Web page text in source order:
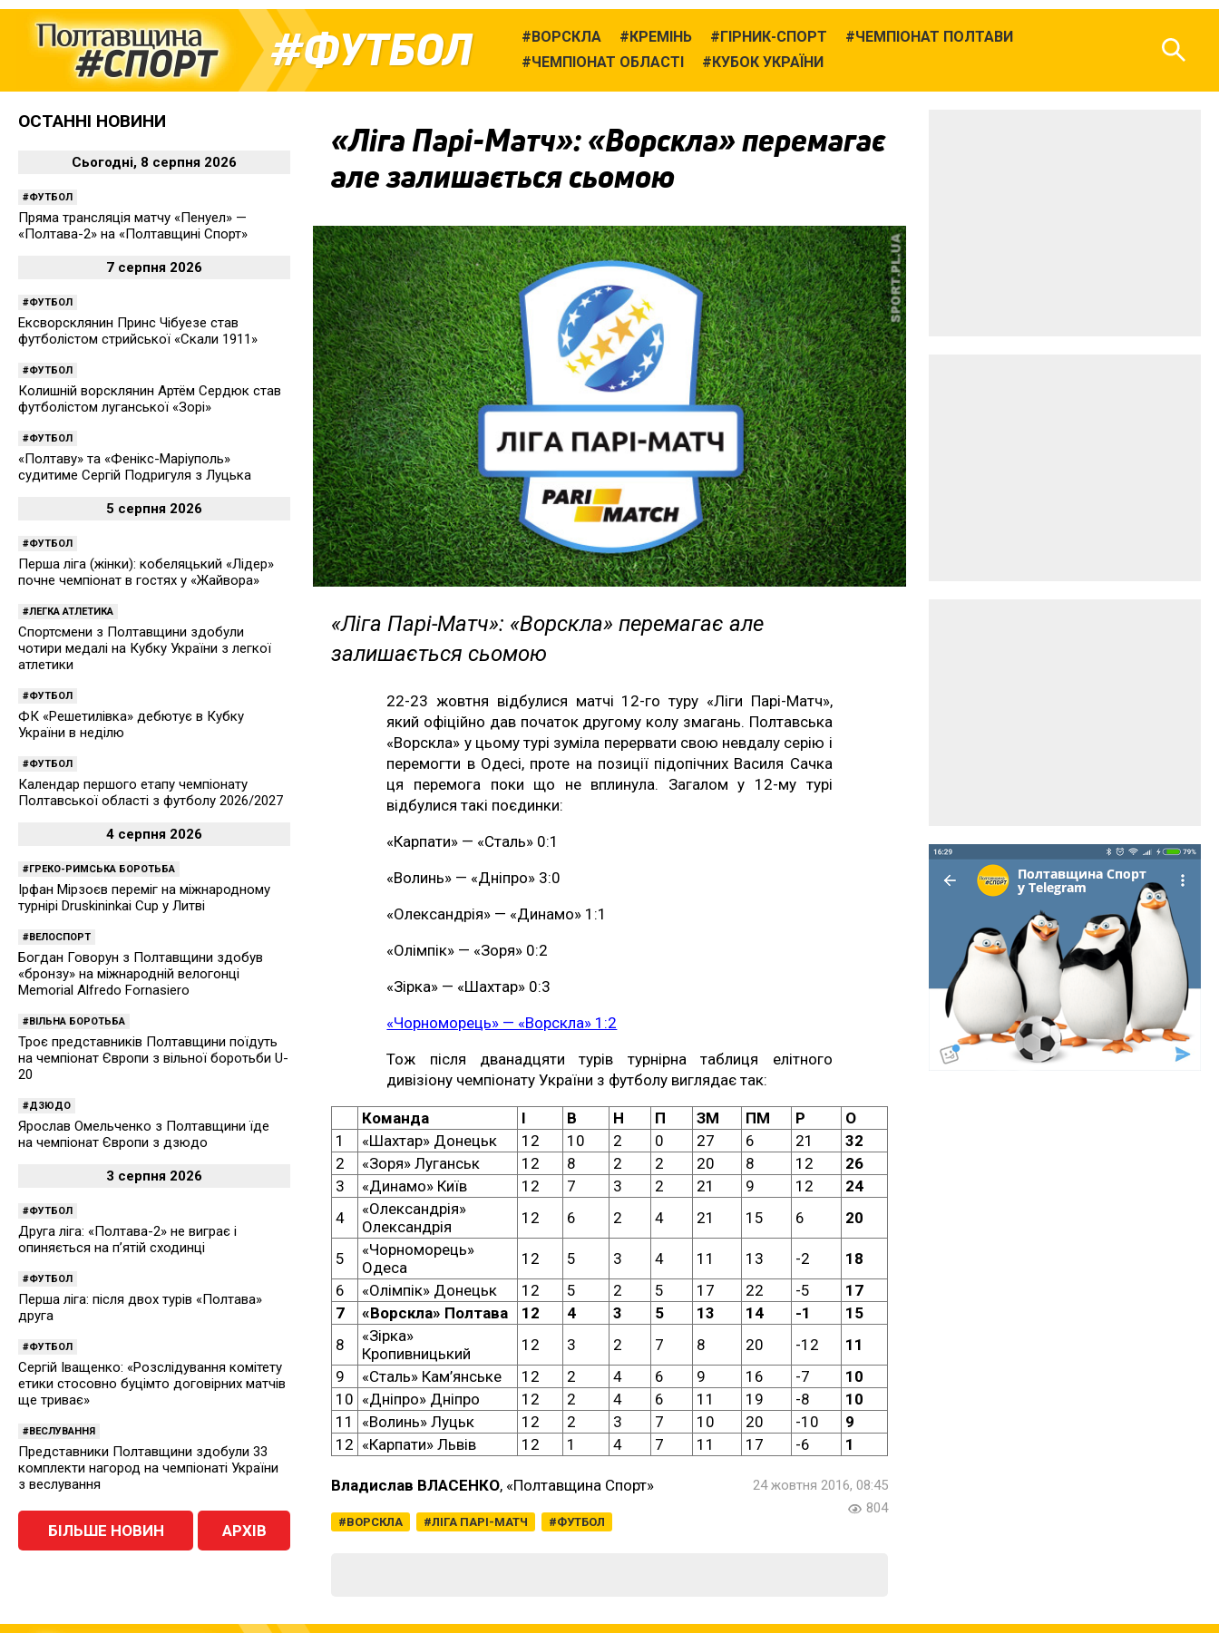
ФУТБОЛ ВОРСКЛА КРЕМІНЬ ГІРНИК-СПОРТ
ЧЕМПІОНАТ ПОЛТАВИ
ЧЕМПІОНАТ ОБЛАСТІ
КУБОК УКРАЇНИ
«Ліга Парі-Матч»: «Ворскла» перемагає
але залишається сьомою
«Ліга Парі-Матч»: «Ворскла» перемагає але
залишається сьомою
22-23 жовтня відбулися матчі 12-го туру «Ліги Парі-Матч»,
який офіційно дав початок другому колу змагань. Полтавська
«Ворскла» у цьому турі зуміла перервати свою невдалу серію і
перемогти в Одесі, проте на позиції підопічних Василя Сачка
ця перемога поки що не вплинула. Загалом у 12-му турі
відбулися такі поєдинки:
«Карпати» — «Сталь» 0:1
«Волинь» — «Дніпро» 3:0
«Олександрія» — «Динамо» 1:1
«Олімпік» — «Зоря» 0:2
«Зірка» — «Шахтар» 0:3
«Чорноморець» — «Ворскла» 1:2
Тож після дванадцяти турів турнірна таблиця елітного
дивізіону чемпіонату України з футболу виглядає так:
Команда І В Н П ЗМ ПМ Р
О
1
«Шахтар» Донецьк 12 10 2 0 27 6 21
32
2
«Зоря» Луганськ 12 8 2 2 20 8 12
26
3
«Динамо» Київ 12 7 3 2 21 9 12
24
4
«Олександрія»
Олександрія
12 6 2 4 21 15 6 20
5
«Чорноморець»
Одеса
12 5 3 4 11 13 -2
18
6
«Олімпік» Донецьк 12 5 2 5 17 22 -5
17
7
«Ворскла» Полтава 12 4 3 5 13 14 -1
15
8
«Зірка»
Кропивницький
12 3 2 7 8 20 -12
11
9
«Сталь» Кам’янське 12 2 4 6 9 16 -7
10
10 «Дніпро» Дніпро 12 2 4 6 11 19 -8
10
11
«Волинь» Луцьк 12 2 3 7 10 20 -10
9
12 «Карпати» Львів 12 1 4 7 11 17 -6 1
Владислав ВЛАСЕНКО, «Полтавщина Спорт»
ВОРСКЛА ЛІГА ПАРІ-МАТЧ ФУТБОЛ
24 жовтня 2016, 08:45
804
ОСТАННІ НОВИНИ
Сьогодні, 8 серпня 2026
ФУТБОЛ
Пряма трансляція матчу «Пенуел» —
«Полтава-2» на «Полтавщині Спорт»
7 серпня 2026
ФУТБОЛ
Ексворсклянин Принс Чібуезе став
футболістом стрийської «Скали 1911»
ФУТБОЛ
Колишній ворсклянин Артём Сердюк став
футболістом луганської «Зорі»
ФУТБОЛ
«Полтаву» та «Фенікс-Маріуполь»
судитиме Сергій Подригуля з Луцька
5 серпня 2026
ФУТБОЛ
Перша ліга (жінки): кобеляцький «Лідер»
почне чемпіонат в гостях у «Жайвора»
ЛЕГКА АТЛЕТИКА
Спортсмени з Полтавщини здобули
чотири медалі на Кубку України з легкої
атлетики
ФУТБОЛ
ФК «Решетилівка» дебютує в Кубку
України в неділю
ФУТБОЛ
Календар першого етапу чемпіонату
Полтавської області з футболу 2026/2027
4 серпня 2026
ГРЕКО-РИМСЬКА БОРОТЬБА
Ірфан Мірзоєв переміг на міжнародному
турнірі Druskininkai Cup у Литві
ВЕЛОСПОРТ
Богдан Говорун з Полтавщини здобув
«бронзу» на міжнародній велогонці
Memorial Alfredo Fornasiero
ВІЛЬНА БОРОТЬБА
Троє представників Полтавщини поїдуть
на чемпіонат Європи з вільної боротьби U-
20
ДЗЮДО
Ярослав Омельченко з Полтавщини їде
на чемпіонат Європи з дзюдо
3 серпня 2026
ФУТБОЛ
Друга ліга: «Полтава-2» не виграє і
опиняється на п’ятій сходинці
ФУТБОЛ
Перша ліга: після двох турів «Полтава»
друга
ФУТБОЛ
Сергій Іващенко: «Розслідування комітету
етики стосовно буцімто договірних матчів
ще триває»
ВЕСЛУВАННЯ
Представники Полтавщини здобули 33
комплекти нагород на чемпіонаті України
з веслування
БІЛЬШЕ НОВИН АРХІВ